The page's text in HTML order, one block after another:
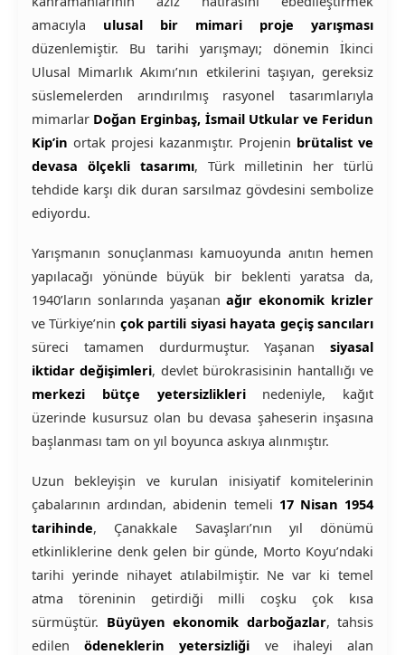
amacıyla ulusal bir mimari proje yarışması
düzenlemiştir. Bu tarihi yarışmayı; dönemin İkinci
Ulusal Mimarlık Akımı’nın etkilerini taşıyan, gereksiz
süslemelerden arındırılmış rasyonel tasarımlarıyla
mimarlar Doğan Erginbaş, İsmail Utkular ve Feridun
Kip’in ortak projesi kazanmıştır. Projenin brütalist ve
devasa ölçekli tasarımı, Türk milletinin her türlü
tehdide karşı dik duran sarsılmaz gövdesini sembolize
ediyordu.
Yarışmanın sonuçlanması kamuoyunda anıtın hemen
yapılacağı yönünde büyük bir beklenti yaratsa da,
1940’ların sonlarında yaşananağır ekonomik krizler
ve Türkiye’nin çok partili siyasi hayata geçiş sancıları
süreci tamamen durdurmuştur. Yaşanan siyasal
iktidar değişimleri, devlet bürokrasisinin hantallığı ve
merkezi bütçe yetersizliklerinedeniyle, kağıt
üzerinde kusursuz olan bu devasa şaheserin inşasına
başlanması tam on yıl boyunca askıya alınmıştır.
Uzun bekleyişin ve kurulan inisiyatif komitelerinin
çabalarının ardından, abidenin temeli 17 Nisan 1954
tarihinde, Çanakkale Savaşları’nın yıl dönümü
etkinliklerine denk gelen bir günde, Morto Koyu’ndaki
tarihi yerinde nihayet atılabilmiştir. Ne var ki temel
atma töreninin getirdiği milli coşku çok kısa
sürmüştür. Büyüyen ekonomik darboğazlar, tahsis
edilenödeneklerin yetersizliği ve ihaleyi alan